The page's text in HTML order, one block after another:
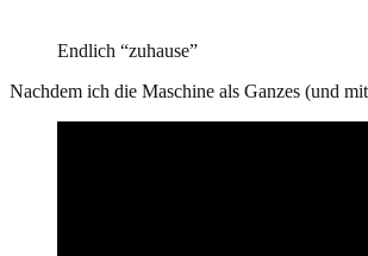
Endlich “zuhause”
Nachdem ich die Maschine als Ganzes (und